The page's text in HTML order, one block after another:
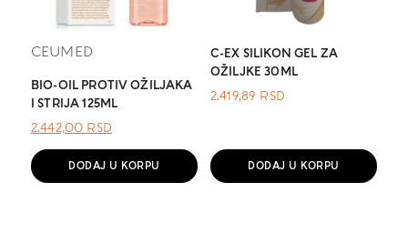
CEUMED
BIO-OIL PROTIV OŽILJAKA
I STRIJA 125ML
ОРИГИНАЛНА
ЈЕ
БИЛА:
2.442,00 RSDТРЕНУТНА
ЈЕ:
2.442,00 RSD.
DODAJ U KORPU
C-EX SILIKON GEL ZA
OŽILJKE 30ML
2.419,89 RSD
DODAJ U KORPU